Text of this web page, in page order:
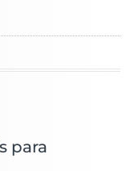
para